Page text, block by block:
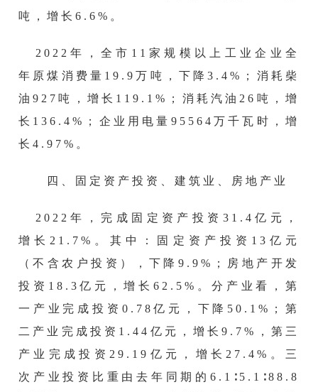
吨，增长6.6%。
202 2 年，全市 11 家规模以上工业企业全
年原煤消费量 19.9万吨，下降3.4%；消耗柴
油927 吨，增长 119.1%；消耗汽油 26 吨，增
长 136.4%；企业用电量 95564 万千瓦时，增
长4.97%。
四、固定资产投资、建筑业、房地产业
2022年，完成固定资产投资31.4亿元，
增长21.7%。其中：固定资产投资13亿元
（不含农户投资），下降9.9%；房地产开发
投资18.3亿元，增长62.5%。分产业看，第
一产业完成投资0.78亿元，下降50.1%；第
二产业完成投资1.44亿元，增长9.7%，第三
产业完成投资29.19亿元，增长27.4%。三
次产业投资比重由去年同期的6.1∶5.1∶88.8